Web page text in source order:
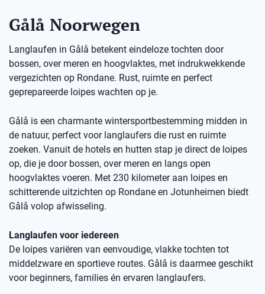
Gålå Noorwegen
Langlaufen in Gålå betekent eindeloze tochten door
bossen, over meren en hoogvlaktes, met indrukwekkende
vergezichten op Rondane. Rust, ruimte en perfect
geprepareerde loipes wachten op je.
Gålå is een charmante wintersportbestemming midden in
de natuur, perfect voor langlaufers die rust en ruimte
zoeken. Vanuit de hotels en hutten stap je direct de loipes
op, die je door bossen, over meren en langs open
hoogvlaktes voeren. Met 230 kilometer aan loipes en
schitterende uitzichten op Rondane en Jotunheimen biedt
Gålå volop afwisseling.
Langlaufen voor iedereen
De loipes variëren van eenvoudige, vlakke tochten tot
middelzware en sportieve routes. Gålå is daarmee geschikt
voor beginners, families én ervaren langlaufers.